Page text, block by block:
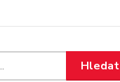
Hledat